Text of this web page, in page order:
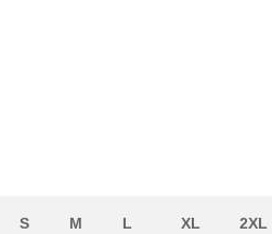
S M L XL 2XL